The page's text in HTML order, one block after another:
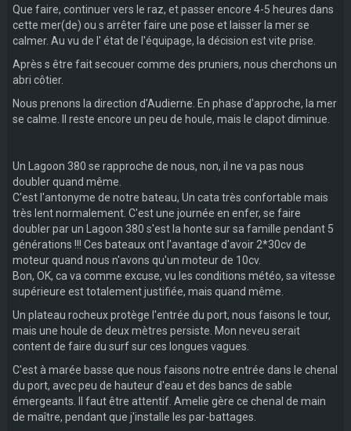
Que faire, continuer vers le raz, et passer encore 4-5 heures dans
cette mer(de) ou s arrêter faire une pose et laisser la mer se
calmer. Au vu de l' état de l'équipage, la décision est vite prise.
Après s être fait secouer comme des pruniers, nous cherchons un
abri côtier.
Nous prenons la direction d'Audierne. En phase d'approche, la mer
se calme. Il reste encore un peu de houle, mais le clapot diminue.
Un Lagoon 380 se rapproche de nous, non, il ne va pas nous
doubler quand même.
C'est l'antonyme de notre bateau, Un cata très confortable mais
très lent normalement. C'est une journée en enfer, se faire
doubler par un Lagoon 380 s'est la honte sur sa famille pendant 5
générations !!! Ces bateaux ont l'avantage d'avoir 2*30cv de
moteur quand nous n'avons qu'un moteur de 10cv.
Bon, OK, ca va comme excuse, vu les conditions météo, sa vitesse
supérieure est totalement justifiée, mais quand même.
Un plateau rocheux protège l'entrée du port, nous faisons le tour,
mais une houle de deux mètres persiste. Mon neveu serait
content de faire du surf sur ces longues vagues.
C'est à marée basse que nous faisons notre entrée dans le chenal
du port, avec peu de hauteur d'eau et des bancs de sable
émergeants. Il faut être attentif. Amelie gère ce chenal de main
de maître, pendant que j'installe les par-battages.